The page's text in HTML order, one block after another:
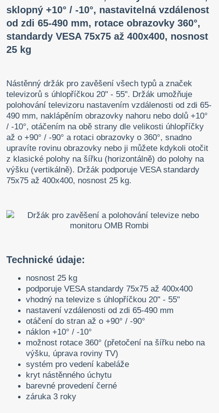
sklopný +10° / -10°, nastavitelná vzdálenost
od zdi 65-490 mm, rotace obrazovky 360°,
standardy VESA 75x75 až 400x400, nosnost
25 kg
Nástěnný držák pro zavěšení všech typů a značek
televizorů s úhlopříčkou 20" - 55". Držák umožňuje
polohování televizoru nastavením vzdálenosti od zdi 65-
490 mm, naklápěním obrazovky nahoru nebo dolů +10°
/ -10°, otáčením na obě strany dle velikosti úhlopříčky
až o +90° / -90° a rotaci obrazovky o 360°, snadno
upravíte rovinu obrazovky nebo ji můžete kdykoli otočit
z klasické polohy na šířku (horizontálně) do polohy na
výšku (vertikálně). Držák podporuje VESA standardy
75x75 až 400x400, nosnost 25 kg.
Technické údaje:
nosnost 25 kg
podporuje VESA standardy 75x75 až 400x400
vhodný na televize s úhlopříčkou 20" - 55"
nastavení vzdálenosti od zdi 65-490 mm
otáčení do stran až o +90° / -90°
náklon +10° / -10°
možnost rotace 360° (přetočení na šířku nebo na
výšku, úprava roviny TV)
systém pro vedení kabeláže
kryt nástěnného úchytu
barevné provedení černé
záruka 3 roky